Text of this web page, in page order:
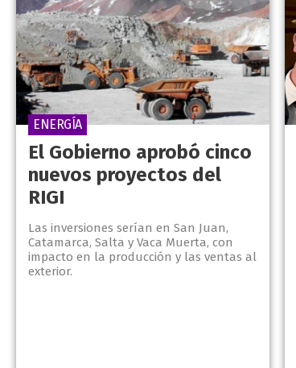
El Gobierno aprobó cinco
nuevos proyectos del
RIGI
Las inversiones serían en San Juan,
Catamarca, Salta y Vaca Muerta, con
impacto en la producción y las ventas al
exterior.
ENERGÍA